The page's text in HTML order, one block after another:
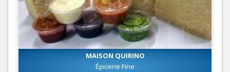
MAISON QUIRINO
Épicerie Fine